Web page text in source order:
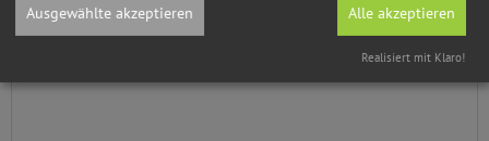
Ausgewählte akzeptieren Alle akzeptieren
Realisiert mit Klaro!